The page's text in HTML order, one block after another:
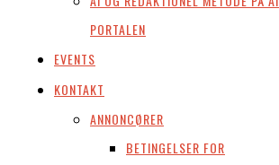
PORTALEN
EVENTS
KONTAKT
ANNONCØRER
BETINGELSER FOR